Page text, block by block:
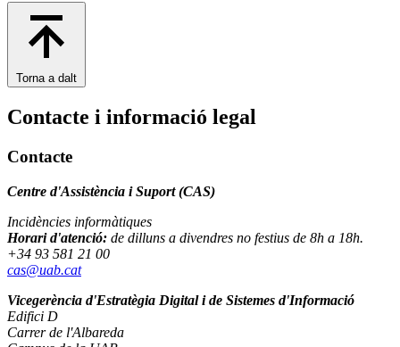
Torna a dalt
Contacte i informació legal
Contacte
Centre d'Assistència i Suport (CAS)
Incidències informàtiques
Horari d'atenció: de dilluns a divendres no festius de 8h a 18h.
+34 93 581 21 00
cas@uab.cat
Vicegerència d'Estratègia Digital i de Sistemes d'Informació
Edifici D
Carrer de l'Albareda